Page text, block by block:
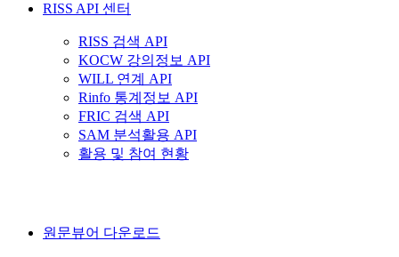
RISS API 센터
RISS 검색 API
KOCW 강의정보 API
WILL 연계 API
Rinfo 통계정보 API
FRIC 검색 API
SAM 분석활용 API
활용 및 참여 현황
원문뷰어 다운로드